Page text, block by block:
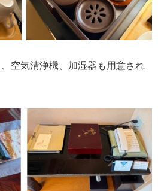
空気清浄機、加湿器も用意され